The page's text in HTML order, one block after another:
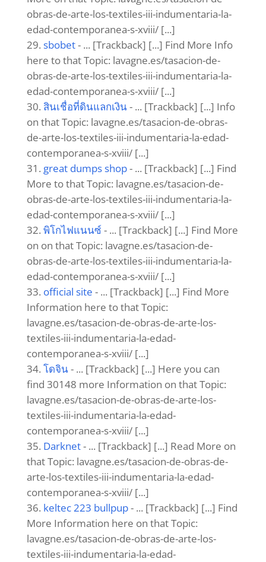
obras-de-arte-los-textiles-iii-indumentaria-la-
edad-contemporanea-s-xviii/ [...]
sbobet- ... [Trackback] [...] Find More Info
here to that Topic: lavagne.es/tasacion-de-
obras-de-arte-los-textiles-iii-indumentaria-la-
edad-contemporanea-s-xviii/ [...]
สินเชื่อที่ดินแลกเงิน- ... [Trackback] [...] Info
on that Topic: lavagne.es/tasacion-de-obras-
de-arte-los-textiles-iii-indumentaria-la-edad-
contemporanea-s-xviii/ [...]
great dumps shop- ... [Trackback] [...] Find
More to that Topic: lavagne.es/tasacion-de-
obras-de-arte-los-textiles-iii-indumentaria-la-
edad-contemporanea-s-xviii/ [...]
พิโกไฟแนนซ์- ... [Trackback] [...] Find More
on on that Topic: lavagne.es/tasacion-de-
obras-de-arte-los-textiles-iii-indumentaria-la-
edad-contemporanea-s-xviii/ [...]
official site - ... [Trackback] [...] Find More
Information here to that Topic:
lavagne.es/tasacion-de-obras-de-arte-los-
textiles-iii-indumentaria-la-edad-
contemporanea-s-xviii/ [...]
โดจิน- ... [Trackback] [...] Here you can
find 30148 more Information on that Topic:
lavagne.es/tasacion-de-obras-de-arte-los-
textiles-iii-indumentaria-la-edad-
contemporanea-s-xviii/ [...]
Darknet- ... [Trackback] [...] Read More on
that Topic: lavagne.es/tasacion-de-obras-de-
arte-los-textiles-iii-indumentaria-la-edad-
contemporanea-s-xviii/ [...]
keltec 223 bullpup- ... [Trackback] [...] Find
More Information here on that Topic:
lavagne.es/tasacion-de-obras-de-arte-los-
textiles-iii-indumentaria-la-edad-